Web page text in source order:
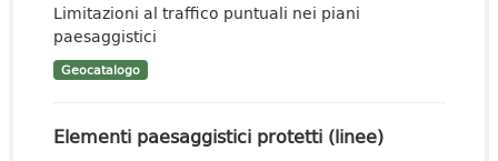
Limitazioni al traffico puntuali nei piani
paesaggistici
Geocatalogo
Elementi paesaggistici protetti (linee)